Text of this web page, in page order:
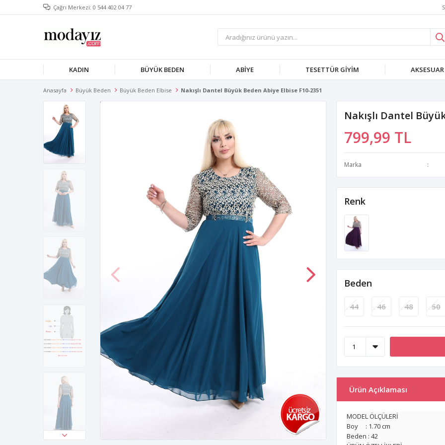
Çağrı Merkezi: 0 544 402 04 77
KADIN BÜYÜK BEDEN ABIYE TESETTÜR GIYIM AKSESUAR
Anasayfa Büyük Beden Büyük Beden Elbise Nakışlı Dantel Büyük Beden Abiye Elbise F10-2351
Nakışlı Dantel
799,99 TL
Marka
Renk
Beden
44 46 48 50
Ürün Açıklaması
MODEL ÖLÇÜLERİ
Boy : 1.70 cm
Beden : 42